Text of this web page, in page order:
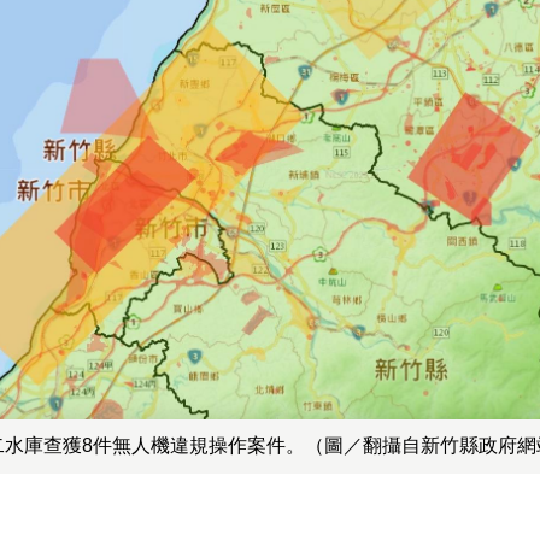
水庫查獲8件無人機違規操作案件。（圖／翻攝自新竹縣政府